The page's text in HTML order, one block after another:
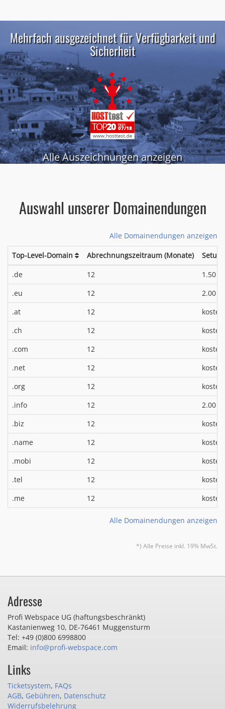
Mehrfach ausgezeichnet für Verfügbarkeit und
Sicherheit
Alle Auszeichnungen anzeigen
Auswahl unserer Domainendungen
Alle Domainendungen anzeigen
Top-Level-Domain Abrechnungszeitraum (Monate)
.de
12 1.50 €
.eu 12 2.00 €
.at 12
.ch
12
.com
12
.net
12
.org
12
.info
12 2.00 €
.biz 12
.name
12
.mobi
12
.tel
12
.me
12
Alle Domainendungen anzeigen
*) Alle Preise inkl. 19% MwSt.
Adresse
Profi Webspace UG (haftungsbeschränkt)
Kastanienweg 10, DE-76461 Muggensturm
Tel: +49 (0)800 6998800
Email: info@profi-webspace.com
Links
Ticketsystem, FAQs
AGB, Gebühren, Datenschutz
Widerrufsbelehrung